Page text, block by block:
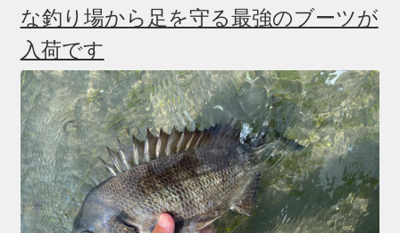
な釣り場から足を守る最強のブーツが
入荷です